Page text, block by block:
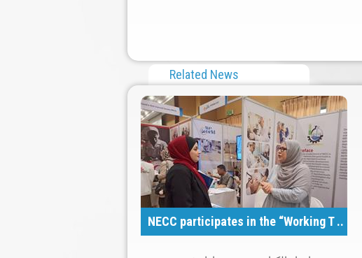
Related News
NECC participates in the “Working T ..